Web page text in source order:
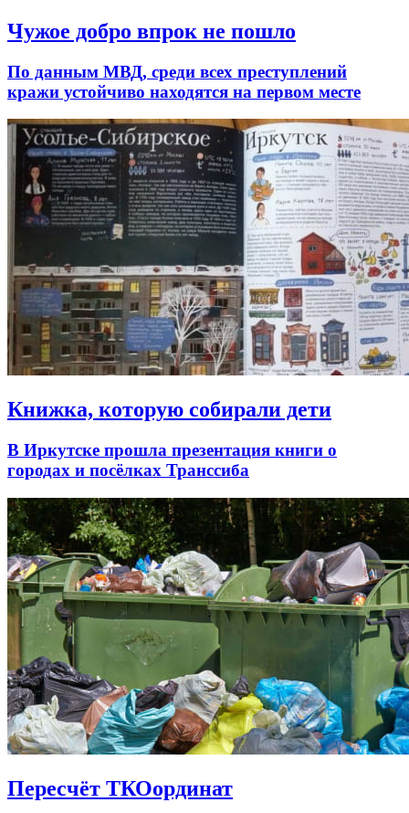
Чужое добро впрок не пошло
По данным МВД, среди всех преступлений
кражи устойчиво находятся на первом месте
Книжка, которую собирали дети
В Иркутске прошла презентация книги о
городах и посёлках Транссиба
Пересчёт ТКОординат